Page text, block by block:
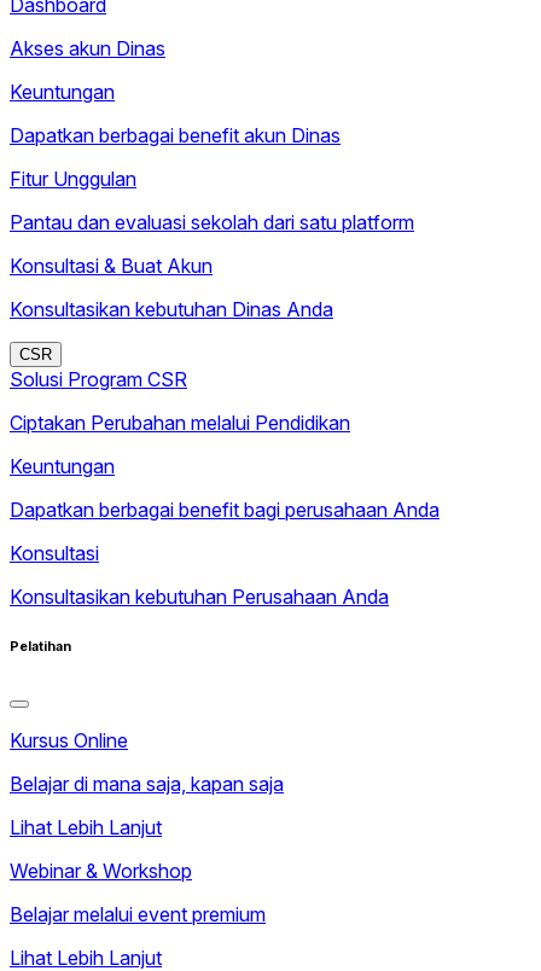
Dashboard
Akses akun Dinas
Keuntungan
Dapatkan berbagai benefit akun Dinas
Fitur Unggulan
Pantau dan evaluasi sekolah dari satu platform
Konsultasi & Buat Akun
Konsultasikan kebutuhan Dinas Anda
CSR
Solusi Program CSR
Ciptakan Perubahan melalui Pendidikan
Keuntungan
Dapatkan berbagai benefit bagi perusahaan Anda
Konsultasi
Konsultasikan kebutuhan Perusahaan Anda
Pelatihan
Kursus Online
Belajar di mana saja, kapan saja
Lihat Lebih Lanjut
Webinar & Workshop
Belajar melalui event premium
Lihat Lebih Lanjut